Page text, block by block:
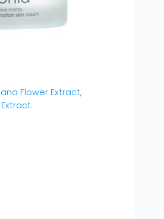
Flower Extract,